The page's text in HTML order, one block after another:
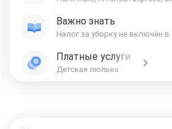
Важно знать
Платные услуги
Детская люлька